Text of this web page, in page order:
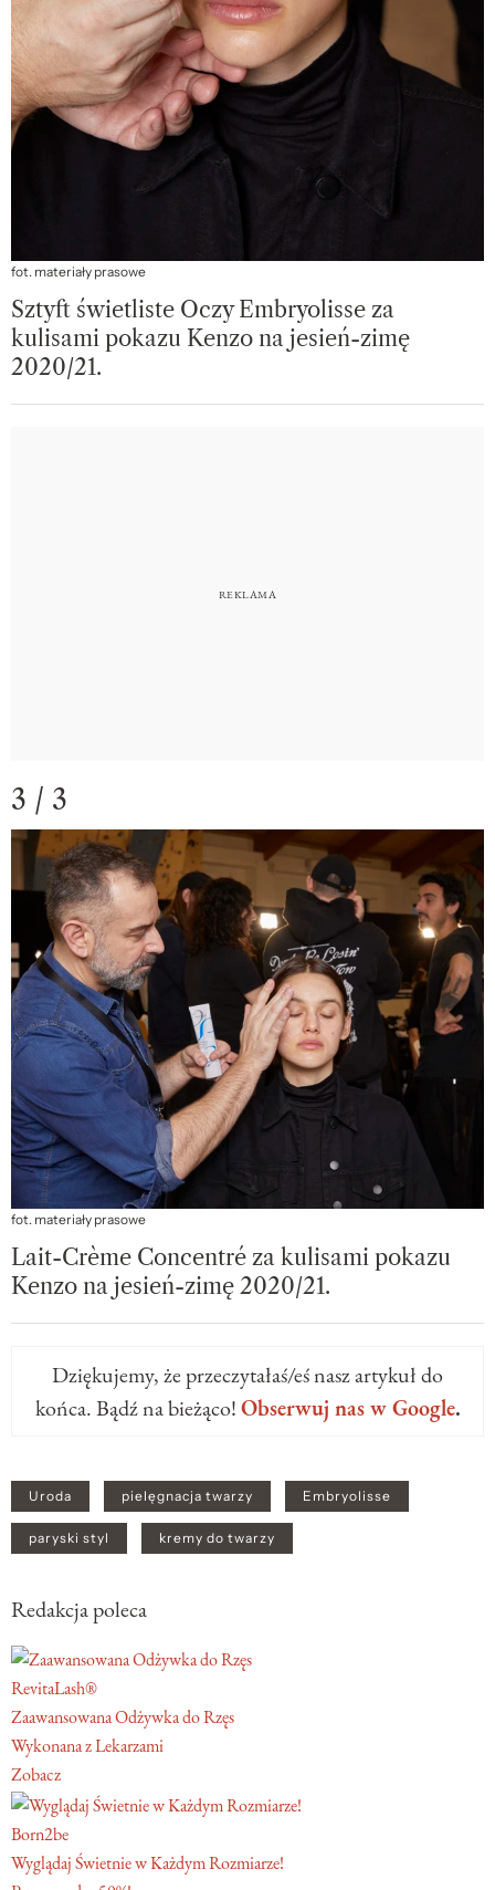
fot. materiały prasowe
Sztyft świetliste Oczy Embryolisse za
kulisami pokazu Kenzo na jesień-zimę
2020/21.
3 / 3
fot. materiały prasowe
Lait-Crème Concentré za kulisami pokazu
Kenzo na jesień-zimę 2020/21.
Dziękujemy, że przeczytałaś/eś nasz artykuł do
końca. Bądź na bieżąco!Obserwuj nas w Google.
Uroda pielęgnacja twarzy Embryolisse
paryski styl kremy do twarzy
Redakcja poleca
RevitaLash®
Zaawansowana Odżywka do Rzęs
Wykonana z Lekarzami
Zobacz
Born2be
Wyglądaj Świetnie w Każdym Rozmiarze!